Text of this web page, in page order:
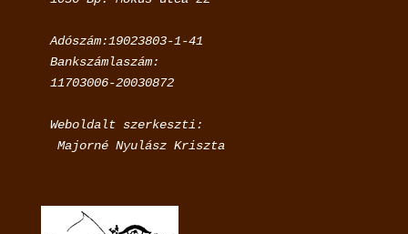
Adószám:19023803-1-41
Bankszámlaszám:
11703006-20030872
Weboldalt szerkeszti:
Majorné Nyulász Kriszta